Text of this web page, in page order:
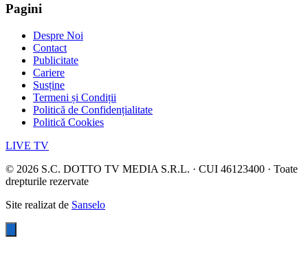
Pagini
Despre Noi
Contact
Publicitate
Cariere
Susține
Termeni și Condiții
Politică de Confidențialitate
Politică Cookies
LIVE TV
© 2026 S.C. DOTTO TV MEDIA S.R.L. · CUI 46123400 · Toate
drepturile rezervate
Site realizat de Sanselo